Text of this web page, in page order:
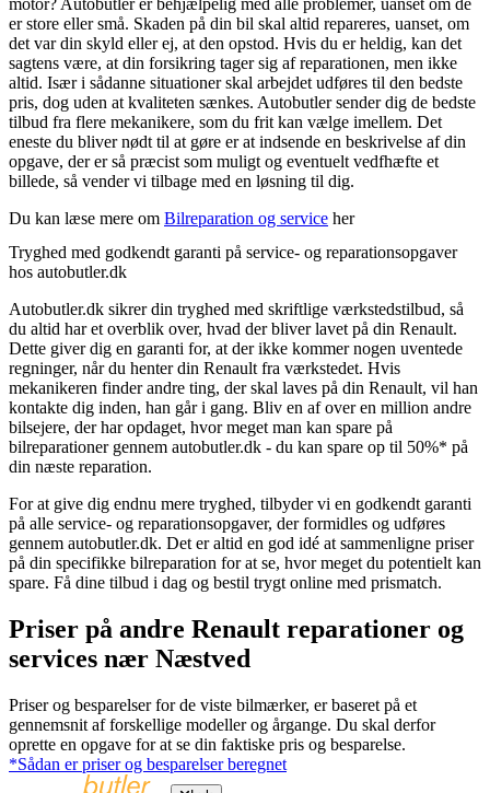
er store eller små. Skaden på din bil skal altid repareres, uanset, om
det var din skyld eller ej, at den opstod. Hvis du er heldig, kan det
sagtens være, at din forsikring tager sig af reparationen, men ikke
altid. Især i sådanne situationer skal arbejdet udføres til den bedste
pris, dog uden at kvaliteten sænkes. Autobutler sender dig de bedste
tilbud fra flere mekanikere, som du frit kan vælge imellem. Det
eneste du bliver nødt til at gøre er at indsende en beskrivelse af din
opgave, der er så præcist som muligt og eventuelt vedfhæfte et
billede, så vender vi tilbage med en løsning til dig.
Du kan læse mere om Bilreparation og service her
Tryghed med godkendt garanti på service- og reparationsopgaver
hos autobutler.dk
Autobutler.dk sikrer din tryghed med skriftlige værkstedstilbud, så
du altid har et overblik over, hvad der bliver lavet på din Renault.
Dette giver dig en garanti for, at der ikke kommer nogen uventede
regninger, når du henter din Renault fra værkstedet. Hvis
mekanikeren finder andre ting, der skal laves på din Renault, vil han
kontakte dig inden, han går i gang. Bliv en af over en million andre
bilsejere, der har opdaget, hvor meget man kan spare på
bilreparationer gennem autobutler.dk - du kan spare op til 50%* på
din næste reparation.
For at give dig endnu mere tryghed, tilbyder vi en godkendt garanti
på alle service- og reparationsopgaver, der formidles og udføres
gennem autobutler.dk. Det er altid en god idé at sammenligne priser
på din specifikke bilreparation for at se, hvor meget du potentielt kan
spare. Få dine tilbud i dag og bestil trygt online med prismatch.
Priser på andre Renault reparationer og
services nær Næstved
Priser og besparelser for de viste bilmærker, er baseret på et
gennemsnit af forskellige modeller og årgange. Du skal derfor
oprette en opgave for at se din faktiske pris og besparelse.
*Sådan er priser og besparelser beregnet